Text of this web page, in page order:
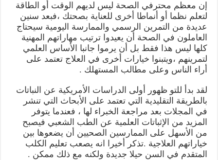
إن معظم محترفي الصحة ليس لديهم الوقت أو الطاقة
لتعلم نظما أو أنماطا أخرى للعناية بصحتك ،فبعد سنين
عديدة من التمرين الرسمي والممارسة اليومية سيحتاج
العاملون في الصحة أن يعيدوا ترتيب مهاراتهم المهنية
كلها ليس هذا فقط بل أن يرموا جانبا الأساس العلمي
لتمرينهم ،ويتبنوا خيارات أخرى في العلاج تعتمد على
أراء الناس وعلى مطالب المستهلك .
لقد بدأ للتو ظهور أولى الدراسات الأمريكية عن النباتات
بالطريقة التقليدية التي تعتمد على الأبحاث التي تنشر
في المجلات بعد مراجعة الخبراء لها ، فعندما يتوفر
المزيد من الإثباتات العلمية عن الطب الشعبي فيصبح
من الأسهل على الممارسين الصحيين أن يضعوها بين
خياراتهم العلاجية .تذكر أخيرا انه يصعب تعليم الكلب
المتقدم في السن حيلا جديدة ولكنه مع ذلك ممكن .